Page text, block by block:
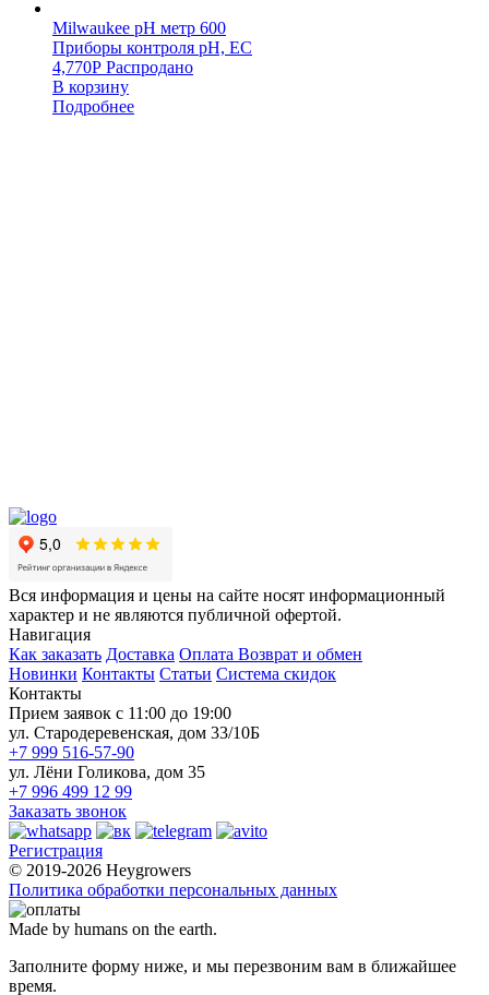
Milwaukee pH метр 600
Приборы контроля pH, EC
4,770Р Распродано
В корзину
Подробнее
Вся информация и цены на сайте носят информационный
характер и не являются публичной офертой.
Навигация
Как заказать Доставка Оплата Возврат и обмен
Новинки Контакты Статьи Система скидок
Контакты
Прием заявок с 11:00 до 19:00
ул. Стародеревенская, дом 33/10Б
+7 999 516-57-90
ул. Лёни Голикова, дом 35
+7 996 499 12 99
Заказать звонок
Регистрация
© 2019-2026 Heygrowers
Политика обработки персональных данных
Made by humans on the earth.
Заполните форму ниже, и мы перезвоним вам в ближайшее
время.